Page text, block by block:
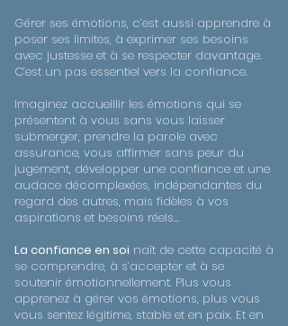
Gérer ses émotions, c’est aussi apprendre à
poser ses limites, à exprimer ses besoins
avec justesse et à se respecter davantage.
C’est un pas essentiel vers la confiance.
Imaginez accueillir les émotions qui se
présentent à vous sans vous laisser
submerger, prendre la parole avec
assurance, vous affirmer sans peur du
jugement, développer une confiance et une
audace décomplexées, indépendantes du
regard des autres, mais fidèles à vos
aspirations et besoins réels…
La confiance en soi naît de cette capacité à
se comprendre, à s’accepter et à se
soutenir émotionnellement. Plus vous
apprenez à gérer vos émotions, plus vous
vous sentez légitime, stable et en paix. Et en